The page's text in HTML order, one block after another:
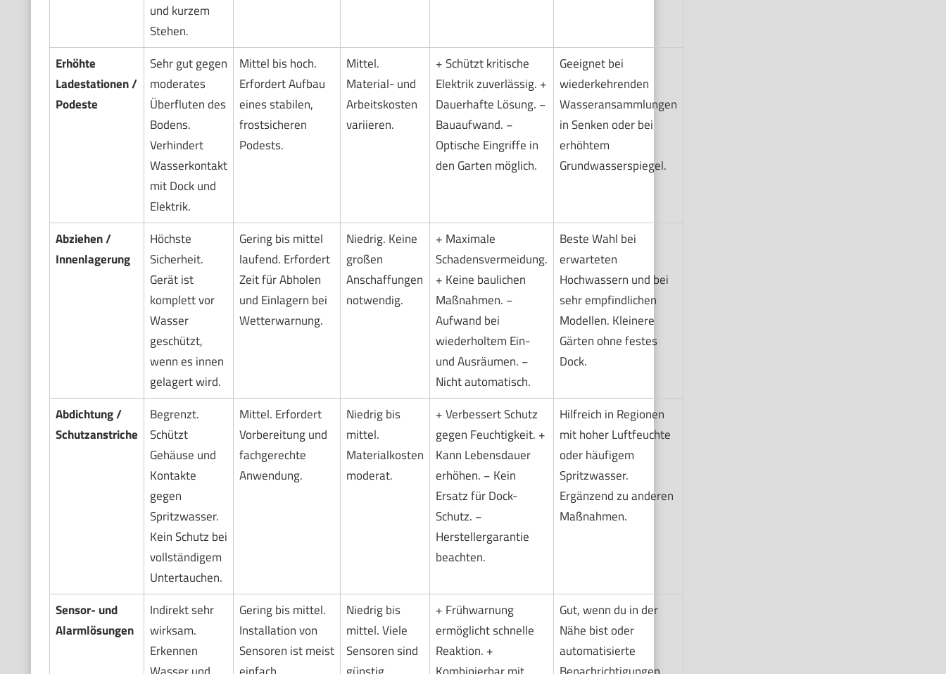
und kurzem
Stehen.
Erhöhte
Ladestationen /
Podeste
Sehr gut gegen
moderates
Überfluten des
Bodens.
Verhindert
Wasserkontakt
mit Dock und
Elektrik.
Mittel bis hoch.
Erfordert Aufbau
eines stabilen,
frostsicheren
Podests.
Mittel.
Material- und
Arbeitskosten
variieren.
+ Schützt kritische
Elektrik zuverlässig. +
Dauerhafte Lösung. −
Bauaufwand. −
Optische Eingriffe in
den Garten möglich.
Geeignet bei
wiederkehrenden
Wasseransammlungen
in Senken oder bei
erhöhtem
Grundwasserspiegel.
Abziehen /
Innenlagerung
Höchste
Sicherheit.
Gerät ist
komplett vor
Wasser
geschützt,
wenn es innen
gelagert wird.
Gering bis mittel
laufend. Erfordert
Zeit für Abholen
und Einlagern bei
Wetterwarnung.
Niedrig. Keine
großen
Anschaffungen
notwendig.
+ Maximale
Schadensvermeidung.
+ Keine baulichen
Maßnahmen. −
Aufwand bei
wiederholtem Ein-
und Ausräumen. −
Nicht automatisch.
Beste Wahl bei
erwarteten
Hochwassern und bei
sehr empfindlichen
Modellen. Kleinere
Gärten ohne festes
Dock.
Abdichtung /
Schutzanstriche
Begrenzt.
Schützt
Gehäuse und
Kontakte
gegen
Spritzwasser.
Kein Schutz bei
vollständigem
Untertauchen.
Mittel. Erfordert
Vorbereitung und
fachgerechte
Anwendung.
Niedrig bis
mittel.
Materialkosten
moderat.
+ Verbessert Schutz
gegen Feuchtigkeit. +
Kann Lebensdauer
erhöhen. − Kein
Ersatz für Dock-
Schutz. −
Herstellergarantie
beachten.
Hilfreich in Regionen
mit hoher Luftfeuchte
oder häufigem
Spritzwasser.
Ergänzend zu anderen
Maßnahmen.
Sensor- und
Alarmlösungen
Indirekt sehr
wirksam.
Erkennen
Gering bis mittel.
Installation von
Sensoren ist meist
Niedrig bis
mittel. Viele
Sensoren sind
+ Frühwarnung
ermöglicht schnelle
Reaktion. +
Gut, wenn du in der
Nähe bist oder
automatisierte